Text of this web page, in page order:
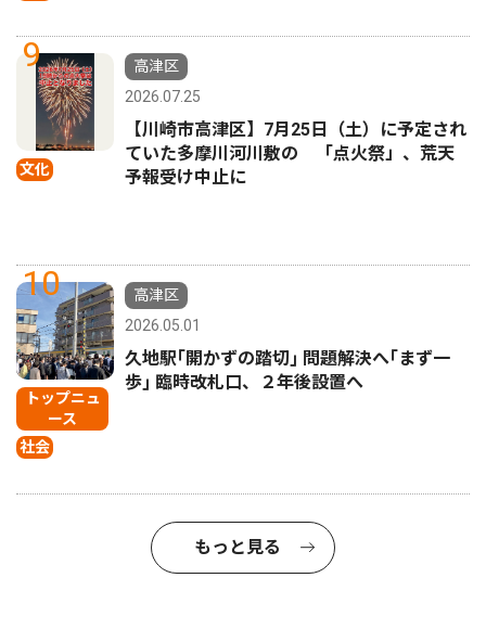
9
文化
高津区
2026.07.25
【川崎市高津区】7月25日（土）に予定され
ていた多摩川河川敷の 「点火祭」、荒天
予報受け中止に
10
トップニュ
ース
社会
高津区
2026.05.01
久地駅｢開かずの踏切｣ 問題解決へ｢まず一
歩｣ 臨時改札口、２年後設置へ
もっと見る